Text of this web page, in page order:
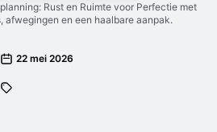
Rust en Ruimte voor Perfectie met
afwegingen en een haalbare aanpak.
22 mei 2026